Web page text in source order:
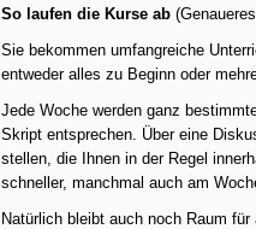
So laufen die Kurse ab
Sie bekommen umfangreiche
entweder alles zu Beginn oder
Jede Woche werden ganz
Skript entsprechen. Über eine
stellen, die Ihnen in der Regel
schneller, manchmal auch am
Natürlich bleibt auch noch Raum